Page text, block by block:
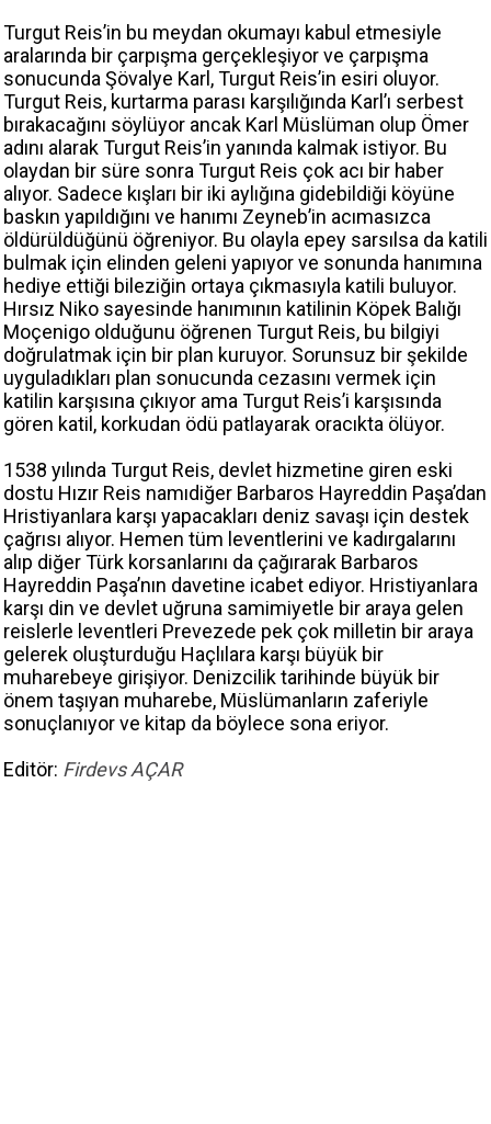
Turgut Reis’in bu meydan okumayı kabul etmesiyle
aralarında bir çarpışma gerçekleşiyor ve çarpışma
sonucunda Şövalye Karl, Turgut Reis’in esiri oluyor.
Turgut Reis, kurtarma parası karşılığında Karl’ı serbest
bırakacağını söylüyor ancak Karl Müslüman olup Ömer
adını alarak Turgut Reis’in yanında kalmak istiyor. Bu
olaydan bir süre sonra Turgut Reis çok acı bir haber
alıyor. Sadece kışları bir iki aylığına gidebildiği köyüne
baskın yapıldığını ve hanımı Zeyneb’in acımasızca
öldürüldüğünü öğreniyor. Bu olayla epey sarsılsa da katili
bulmak için elinden geleni yapıyor ve sonunda hanımına
hediye ettiği bileziğin ortaya çıkmasıyla katili buluyor.
Hırsız Niko sayesinde hanımının katilinin Köpek Balığı
Moçenigo olduğunu öğrenen Turgut Reis, bu bilgiyi
doğrulatmak için bir plan kuruyor. Sorunsuz bir şekilde
uyguladıkları plan sonucunda cezasını vermek için
katilin karşısına çıkıyor ama Turgut Reis’i karşısında
gören katil, korkudan ödü patlayarak oracıkta ölüyor.
1538 yılında Turgut Reis, devlet hizmetine giren eski
dostu Hızır Reis namıdiğer Barbaros Hayreddin Paşa’dan
Hristiyanlara karşı yapacakları deniz savaşı için destek
çağrısı alıyor. Hemen tüm leventlerini ve kadırgalarını
alıp diğer Türk korsanlarını da çağırarak Barbaros
Hayreddin Paşa’nın davetine icabet ediyor. Hristiyanlara
karşı din ve devlet uğruna samimiyetle bir araya gelen
reislerle leventleri Prevezede pek çok milletin bir araya
gelerek oluşturduğu Haçlılara karşı büyük bir
muharebeye girişiyor. Denizcilik tarihinde büyük bir
önem taşıyan muharebe, Müslümanların zaferiyle
sonuçlanıyor ve kitap da böylece sona eriyor.
Editör: Firdevs AÇAR